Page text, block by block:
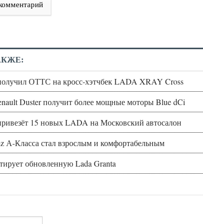
ОТТС на кросс-хэтчбек LADA XRAY Cross
Duster получит более мощные моторы Blue dCi
15 новых LADA на Московский автосалон
А-Класса стал взрослым и комфортабельным
обновленную Lada Granta